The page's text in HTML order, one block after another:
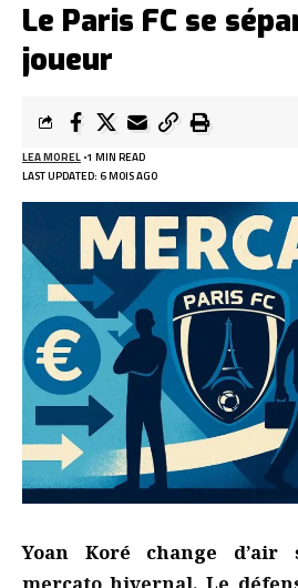
Le Paris FC se
joueur
LAST UPDATED: 6 MOIS AGO
LEA MOREL 1 MIN READ
Yoan Koré change